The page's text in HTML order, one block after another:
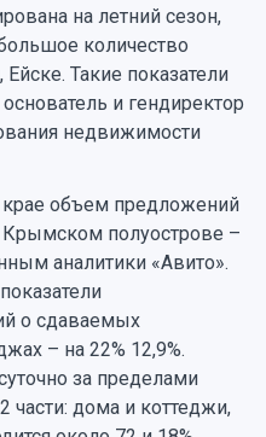
на летний сезон,
количество
Такие показатели
и гендиректор
недвижимости
объем предложений
полуострове –
аналитики «Авито».
о сдаваемых
– на 22% 12,9%.
за пределами
части: дома и коттеджи,